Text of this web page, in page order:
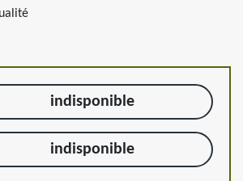
indisponible
indisponible